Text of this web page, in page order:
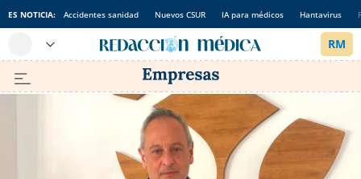
ES NOTICIA: Accidentes sanidad Nuevos CSUR IA para médicos Hantavirus